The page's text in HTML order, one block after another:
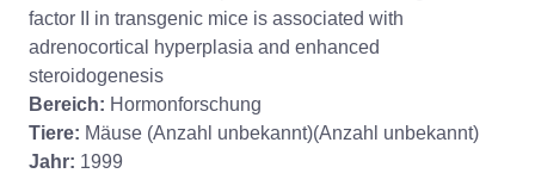
factor II in transgenic mice is associated with
adrenocortical hyperplasia and enhanced
steroidogenesis
Bereich: Hormonforschung
Tiere: Mäuse (Anzahl unbekannt)(Anzahl unbekannt)
Jahr: 1999